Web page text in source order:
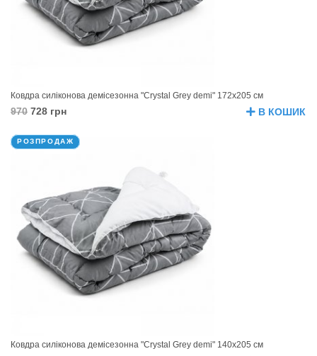
Ковдра силіконова демісезонна "Crystal Grey demi" 172х205 см
970 728 грн В КОШИК
РОЗПРОДАЖ
Ковдра силіконова демісезонна "Crystal Grey demi" 140х205 см